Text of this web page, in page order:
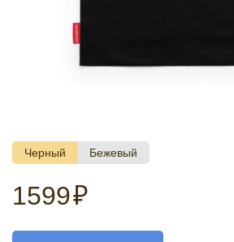
Черный Бежевый
1599₽